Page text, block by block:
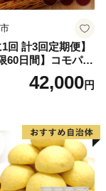
1回 計3回定期便】
60日間】コモパ
とクロワッサンセ
個）／災害用備蓄
42,000円